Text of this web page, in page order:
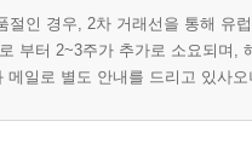
절인 경우, 2차 거래선을 통해 유
부터 2~3주가 추가로 소요되며,
메일로 별도 안내를 드리고 있사